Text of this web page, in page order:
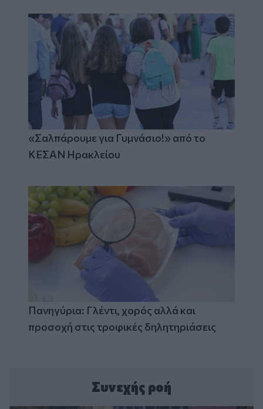
«Σαλπάρουμε για Γυμνάσιο!» από το
ΚΕΣΑΝ Ηρακλείου
Πανηγύρια: Γλέντι, χορός αλλά και
προσοχή στις τροφικές δηλητηριάσεις
Συνεχής ροή